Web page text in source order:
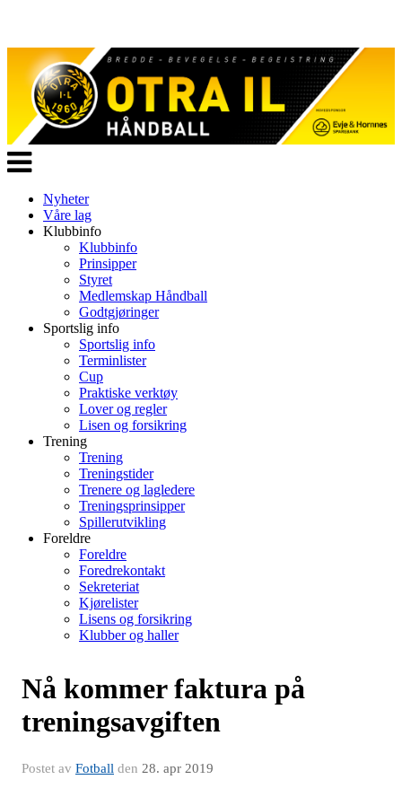
Veksle
navigasjon
Nyheter
Våre lag
Klubbinfo
Klubbinfo
Prinsipper
Styret
Medlemskap Håndball
Godtgjøringer
Sportslig info
Sportslig info
Terminlister
Cup
Praktiske verktøy
Lover og regler
Lisen og forsikring
Trening
Trening
Treningstider
Trenere og lagledere
Treningsprinsipper
Spillerutvikling
Foreldre
Foreldre
Foredrekontakt
Sekreteriat
Kjørelister
Lisens og forsikring
Klubber og haller
Nå kommer faktura på
treningsavgiften
Postet av Fotball den 28. apr 2019